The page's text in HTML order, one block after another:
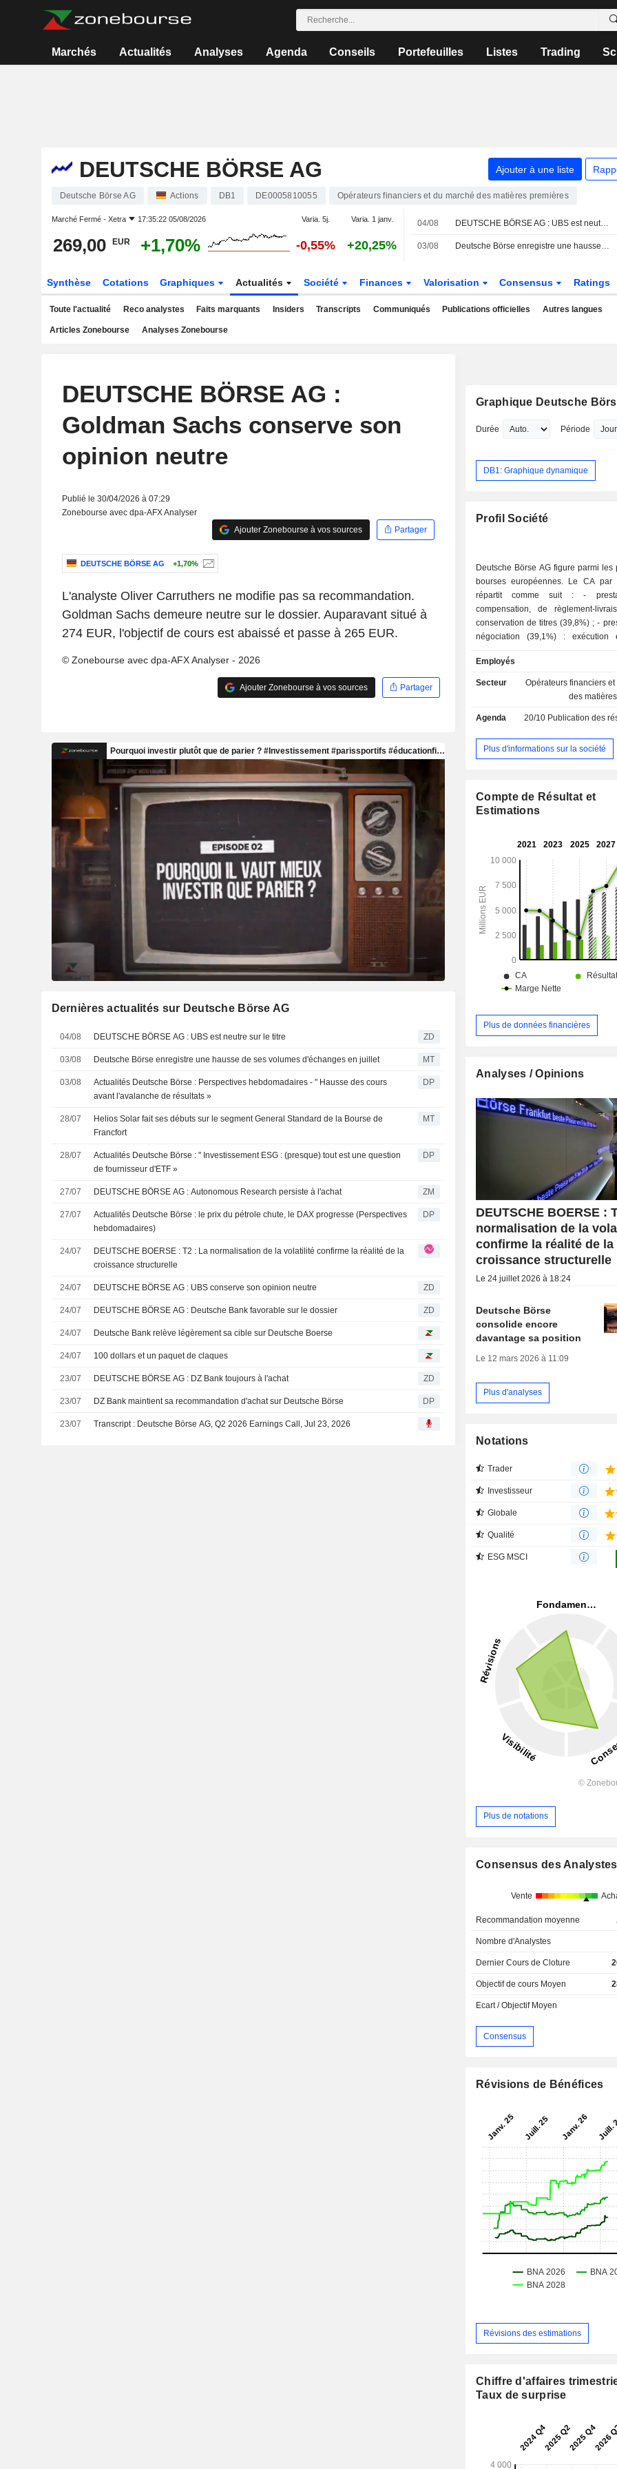
Marchés Actualités Analyses Agenda Conseils Portefeuilles Listes Trading
DEUTSCHE BÖRSE AG Ajouter à une liste
Deutsche Börse AG Actions DB1 DE0005810055 Opérateurs financiers et du marché des matières premières
Marché Fermé - Xetra 17:35:22 05/08/2026 Varia. 5j. Varia. 1 janv.
269,00 EUR +1,70% -0,55% +20,25%
04/08 DEUTSCHE BÖRSE AG : UBS est neutre sur le titre
03/08 Deutsche Börse enregistre une hausse de ses volumes d'échanges en juillet
Synthèse Cotations Graphiques Actualités Société Finances Valorisation Consensus Ratings
Toute l'actualité Reco analystes Faits marquants Insiders Transcripts Communiqués Publications officielles Autres langues
Articles Zonebourse Analyses Zonebourse
DEUTSCHE BÖRSE AG :
Goldman Sachs conserve son
opinion neutre
Publié le 30/04/2026 à 07:29
Zonebourse avec dpa-AFX Analyser
Ajouter Zonebourse à vos sources
Partager
DEUTSCHE BÖRSE AG +1,70%
L'analyste Oliver Carruthers ne modifie pas sa recommandation.
Goldman Sachs demeure neutre sur le dossier. Auparavant situé à
274 EUR, l'objectif de cours est abaissé et passe à 265 EUR.
© Zonebourse avec dpa-AFX Analyser - 2026
Ajouter Zonebourse à vos sources Partager
Dernières actualités sur Deutsche Börse AG
04/08 DEUTSCHE BÖRSE AG : UBS est neutre sur le titre ZD
03/08 Deutsche Börse enregistre une hausse de ses volumes d'échanges en juillet MT
03/08
Actualités Deutsche Börse : Perspectives hebdomadaires - " Hausse des cours
avant l'avalanche de résultats »
DP
28/07
Helios Solar fait ses débuts sur le segment General Standard de la Bourse de
Francfort
MT
28/07
Actualités Deutsche Börse : " Investissement ESG : (presque) tout est une question
de fournisseur d'ETF »
DP
27/07 DEUTSCHE BÖRSE AG : Autonomous Research persiste à l'achat ZM
27/07
Actualités Deutsche Börse : le prix du pétrole chute, le DAX progresse (Perspectives
hebdomadaires)
DP
24/07
DEUTSCHE BOERSE : T2 : La normalisation de la volatilité confirme la réalité de la
croissance structurelle
24/07 DEUTSCHE BÖRSE AG : UBS conserve son opinion neutre ZD
24/07 DEUTSCHE BÖRSE AG : Deutsche Bank favorable sur le dossier ZD
24/07 Deutsche Bank relève légèrement sa cible sur Deutsche Boerse
24/07 100 dollars et un paquet de claques
23/07 DEUTSCHE BÖRSE AG : DZ Bank toujours à l'achat ZD
23/07 DZ Bank maintient sa recommandation d'achat sur Deutsche Börse DP
23/07 Transcript : Deutsche Börse AG, Q2 2026 Earnings Call, Jul 23, 2026
Graphique Deutsche
Durée Période
DB1: Graphique dynamique
Profil Société
Deutsche Börse AG figure parmi les
bourses européennes. Le CA par
répartit comme suit : - prestations de
compensation, de règlement-
conservation de titres (39,8%) ; - prestations de
négociation (39,1%) : exécution
comptant (actions, obligations,
diffusion d'indices et de données
(21,1%). En outre, le groupe
de solutions informatiques. La répartition
européenne (53,3%), Europe (26%),
(14,2%) et Asie-Pacifique (6,5%).
Employés
Secteur
Opérateurs financiers et
des
Agenda 20/10 Publication des résultats
Plus d'informations sur la société
Compte de Résultat et
Estimations
Plus de données financières
Analyses / Opinions
DEUTSCHE BOERSE :
normalisation de la
confirme la réalité de la
croissance structurelle
Le 24 juillet 2026 à 18:24
Deutsche Börse
consolide encore
davantage sa position
Le 12 mars 2026 à 11:09
Plus d'analyses
Notations
Trader
Investisseur
Globale
Qualité
ESG MSCI
Plus de notations
Consensus des Analystes
Vente
Recommandation moyenne
Nombre d'Analystes
Dernier Cours de Cloture
Objectif de cours Moyen
Ecart / Objectif Moyen
Consensus
Révisions de Bénéfices
Révisions des estimations
Chiffre d'affaires
Taux de surprise